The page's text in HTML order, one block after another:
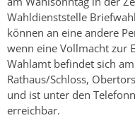
Wahldienststelle
können an eine andere
wenn eine Vollmacht zur
Wahlamt befindet sich
Rathaus/Schloss,
und ist unter den
erreichbar.